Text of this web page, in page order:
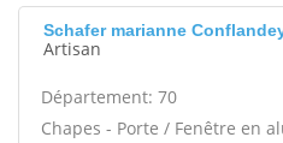
Schafer marianne
Artisan
Département: 70
Chapes - Porte / Fenêtre en